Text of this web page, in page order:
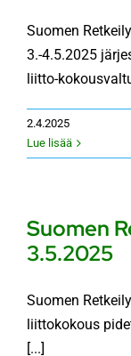
Suomen
3.-4.5.2025
liitto-
2.4.2025
Lue lisää
Suomen
3.5.2025
Suomen
liittokokous
[...]